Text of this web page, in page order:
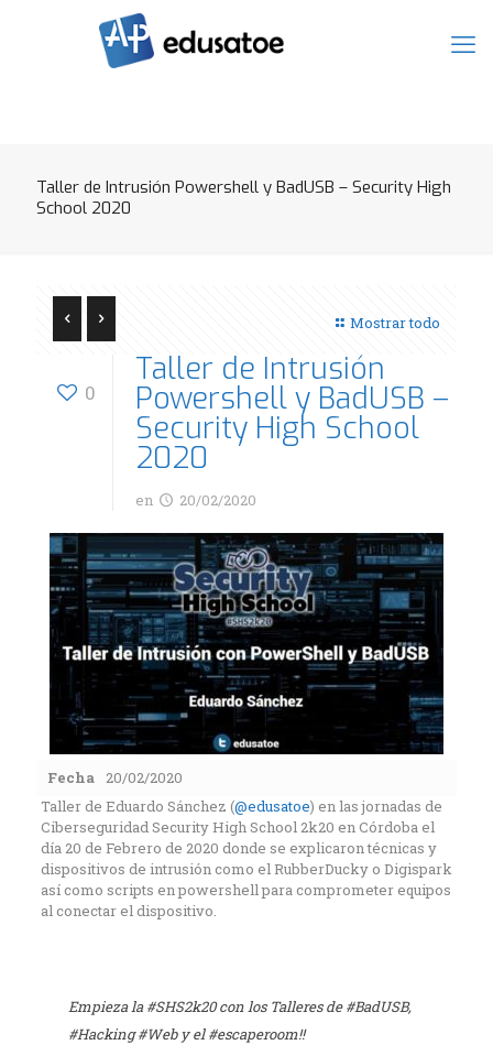
Taller de Intrusión Powershell y BadUSB – Security High
School 2020
Mostrar todo
0
Taller de Intrusión
Powershell y BadUSB –
Security High School
2020
en 20/02/2020
Fecha 20/02/2020
Taller de Eduardo Sánchez (@edusatoe) en las jornadas de
Ciberseguridad Security High School 2k20 en Córdoba el
día 20 de Febrero de 2020 donde se explicaron técnicas y
dispositivos de intrusión como el RubberDucky o Digispark
así como scripts en powershell para comprometer equipos
al conectar el dispositivo.
Empieza la#SHS2k20con los Talleres de#BadUSB,
#Hacking #Weby el#escaperoom!!